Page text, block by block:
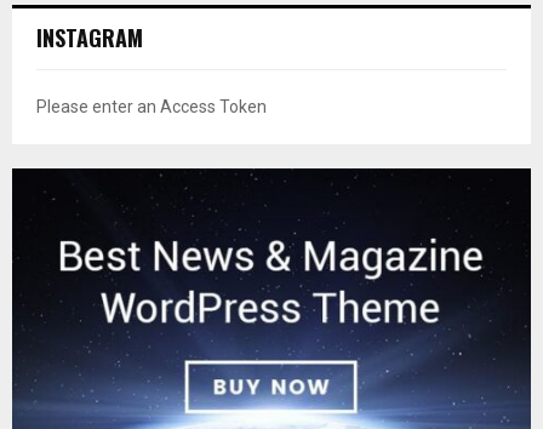
INSTAGRAM
Please enter an Access Token